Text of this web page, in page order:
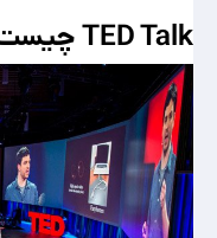
TED Talk چیست؟